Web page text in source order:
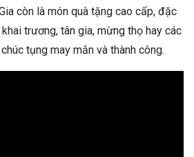
còn là món quà tặng cao cấp, đặc
trương, tân gia, mừng thọ hay các
tụng may mắn và thành công.